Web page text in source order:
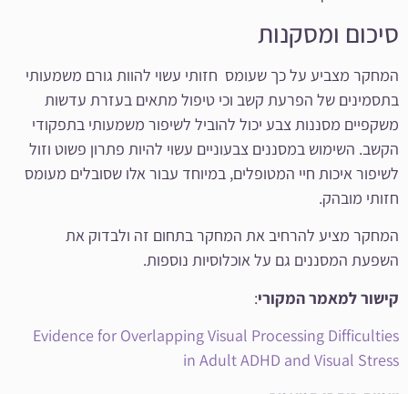
סיכום ומסקנות
המחקר מצביע על כך שעומס חזותי עשוי להוות גורם משמעותי
בתסמינים של הפרעת קשב וכי טיפול מתאים בעזרת עדשות
משקפיים מסננות צבע יכול להוביל לשיפור משמעותי בתפקודי
הקשב. השימוש במסננים צבעוניים עשוי להיות פתרון פשוט וזול
לשיפור איכות חיי המטופלים, במיוחד עבור אלו שסובלים מעומס
חזותי מובהק.
המחקר מציע להרחיב את המחקר בתחום זה ולבדוק את
השפעת המסננים גם על אוכלוסיות נוספות.
קישור למאמר המקורי:
Evidence for Overlapping Visual Processing Difficulties
in Adult ADHD and Visual Stress